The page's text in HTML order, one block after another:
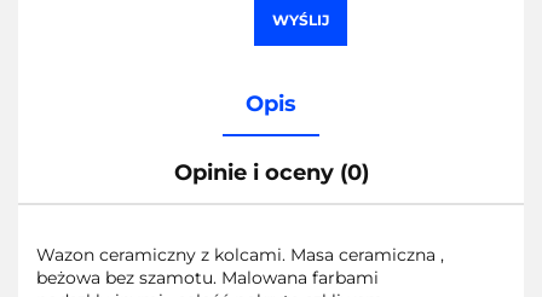
WYŚLIJ
Opis
Opinie i oceny (0)
Wazon ceramiczny z kolcami. Masa ceramiczna ,
beżowa bez szamotu. Malowana farbami